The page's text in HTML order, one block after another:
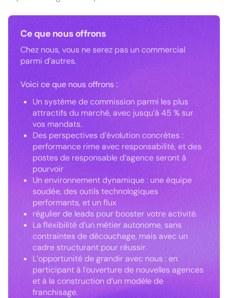
Ce que nous offrons
Chez nous, vous ne serez pas un commercial
parmi d’autres.
Voici ce que nous offrons :
Un système de commission parmi les plus
attractifs du marché, avec jusqu’à 45 % sur
vos mandats.
Des perspectives d’évolution concrètes :
performance rime avec responsabilité, et des
postes de responsable d’agence seront à
pourvoir
Un environnement dynamique : une équipe
soudée, des outils technologiques
performants, et un flux
régulier de leads pour booster votre activité.
La flexibilité d’un métier autonome, sans
contraintes de découchage, mais avec un
cadre structurant pour réussir.
L’opportunité de grandir avec nous : en
participant à l’ouverture de nouvelles agences
et à la construction d’un modèle de
franchisage.